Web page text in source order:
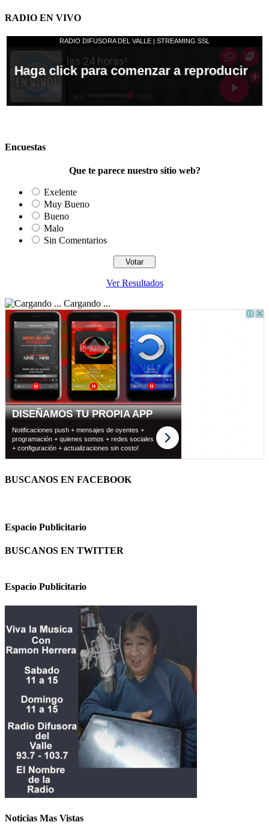
RADIO EN VIVO
Encuestas
Que te parece nuestro sitio web?
Exelente
Muy Bueno
Bueno
Malo
Sin Comentarios
Ver Resultados
Cargando ...
BUSCANOS EN FACEBOOK
Espacio Publicitario
BUSCANOS EN TWITTER
Espacio Publicitario
Noticias Mas Vistas